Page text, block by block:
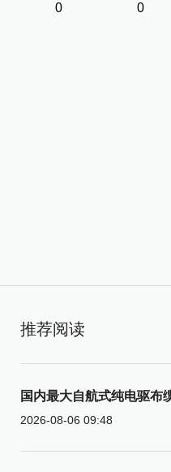
0 0
推荐阅读
国内最大自航式纯电驱布
2026-08-06 09:48